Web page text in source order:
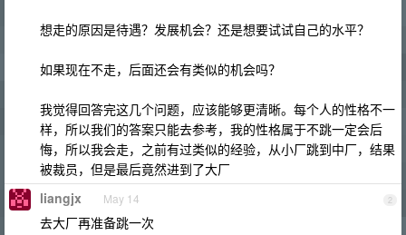
想走的原因是待遇？发展机会？还是想要试试自己的水平？
如果现在不走，后面还会有类似的机会吗？
我觉得回答完这几个问题，应该能够更清晰。每个人的性格不一
样，所以我们的答案只能去参考，我的性格属于不跳一定会后
悔，所以我会走，之前有过类似的经验，从小厂跳到中厂，结果
被裁员，但是最后竟然进到了大厂
2
liangjx May 14
去大厂再准备跳一次